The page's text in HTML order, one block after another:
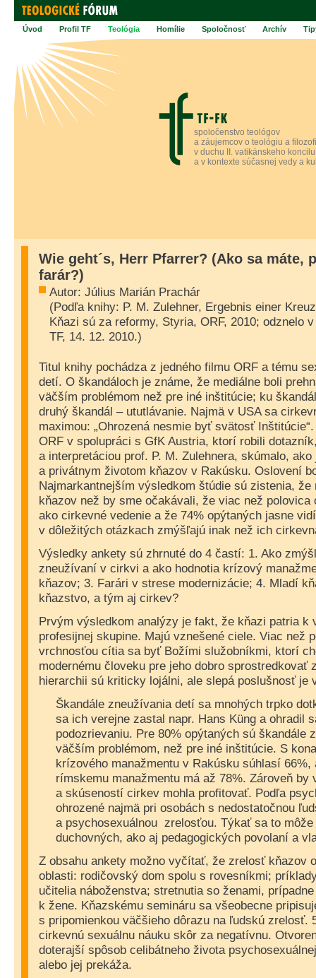
Úvod Profil TF Teológia Homílie Spoločnosť Archív
spoločenstvo teológov
a záujemcov o teológiu a
v duchu II. vatikánskeho koncilu
a v kontexte súčasnej vedy a
Wie geht´s, Herr Pfarrer? (Ako sa máte,
farár?)
Autor: Július Marián Prachár
(Podľa knihy: P. M. Zulehner, Ergebnis einer
Kňazi sú za reformy, Styria, ORF, 2010; odznelo
TF, 14. 12. 2010.)
Titul knihy pochádza z jedného filmu ORF a tému
detí. O škandáloch je známe, že mediálne boli
väčším problémom než pre iné inštitúcie; ku
druhý škandál – ututlávanie. Najmä v USA sa
maximou: „Ohrozená nesmie byť svätosť
ORF v spolupráci s GfK Austria, ktorí robili
a interpretáciou prof. P. M. Zulehnera, skúmalo,
a privátnym životom kňazov v Rakúsku. Oslovení
Najmarkantnejším výsledkom štúdie sú zistenia,
kňazov než by sme očakávali, že viac než
ako cirkevné vedenie a že 74% opýtaných jasne
v dôležitých otázkach zmýšľajú inak než ich
Výsledky ankety sú zhrnuté do 4 častí: 1. Ako
zneužívaní v cirkvi a ako hodnotia krízový
kňazov; 3. Farári v strese modernizácie; 4. Mladí
kňazstvo, a tým aj cirkev?
Prvým výsledkom analýzy je fakt, že kňazi patria k
profesijnej skupine. Majú vznešené ciele. Viac než
vrchnosťou cítia sa byť Božími služobníkmi, ktorí
modernému človeku pre jeho dobro sprostredkovať
hierarchii sú kriticky lojálni, ale slepá poslušnosť je
Škandále zneužívania detí sa mnohých trpko
sa ich verejne zastal napr. Hans Küng a ohradil
podozrievaniu. Pre 80% opýtaných sú škandále
väčším problémom, než pre iné inštitúcie. S
krízového manažmentu v Rakúsku súhlasí
rímskemu manažmentu má až 78%. Zároveň
a skúseností cirkev mohla profitovať. Podľa
ohrozené najmä pri osobách s nedostatočnou
a psychosexuálnou zrelosťou. Týkať sa to
duchovných, ako aj pedagogických povolaní a
Z obsahu ankety možno vyčítať, že zrelosť kňazov
oblasti: rodičovský dom spolu s rovesníkmi;
učitelia náboženstva; stretnutia so ženami,
k žene. Kňazskému semináru sa všeobecne
s pripomienkou väčšieho dôrazu na ľudskú zrelosť.
cirkevnú sexuálnu náuku skôr za negatívnu.
doterajší spôsob celibátneho života
alebo jej prekáža.